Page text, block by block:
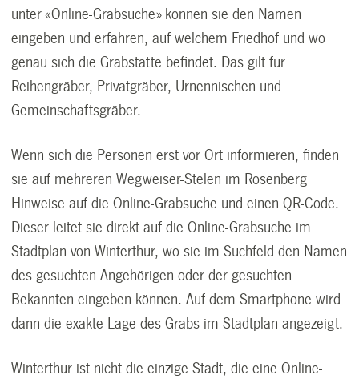
unter «Online-Grabsuche» können sie den Namen
eingeben und erfahren, auf welchem Friedhof und wo
genau sich die Grabstätte befindet. Das gilt für
Reihengräber, Privatgräber, Urnennischen und
Gemeinschaftsgräber.
Wenn sich die Personen erst vor Ort informieren, finden
sie auf mehreren Wegweiser-Stelen im Rosenberg
Hinweise auf die Online-Grabsuche und einen QR-Code.
Dieser leitet sie direkt auf die Online-Grabsuche im
Stadtplan von Winterthur, wo sie im Suchfeld den Namen
des gesuchten Angehörigen oder der gesuchten
Bekannten eingeben können. Auf dem Smartphone wird
dann die exakte Lage des Grabs im Stadtplan angezeigt.
Winterthur ist nicht die einzige Stadt, die eine Online-